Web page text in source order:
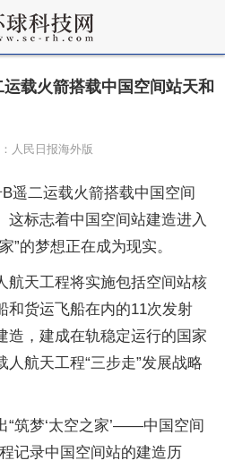
载火箭搭载中国空间站天和
人民日报海外版
遥二运载火箭搭载中国空间
这标志着中国空间站建造进入
”的梦想正在成为现实。
航天工程将实施包括空间站核
和货运飞船在内的11次发射
造，建成在轨稳定运行的国家
航天工程“三步走”发展战略
“筑梦‘太空之家’——中国空间
记录中国空间站的建造历